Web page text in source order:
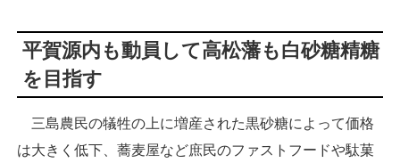
平賀源内も動員して高松藩も白砂糖精糖
を目指す
三島農民の犠牲の上に増産された黒砂糖によって価格
は大きく低下、蕎麦屋など庶民のファストフードや駄菓